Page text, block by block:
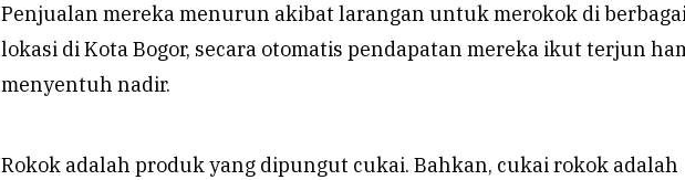
Penjualan mereka menurun akibat larangan untuk merokok di
lokasi di Kota Bogor, secara otomatis pendapatan mereka ikut terjun
menyentuh nadir.
Rokok adalah produk yang dipungut cukai. Bahkan, cukai rokok adalah